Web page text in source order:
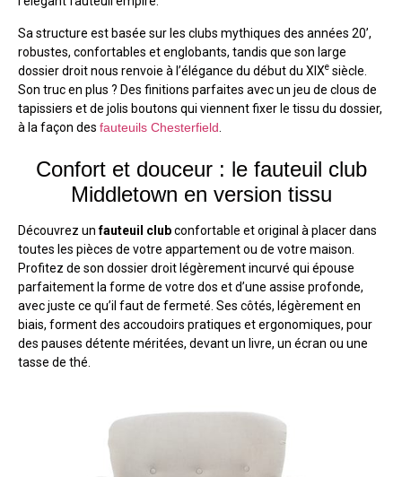
Sa structure est basée sur les clubs mythiques des années 20’,
robustes, confortables et englobants, tandis que son large
dossier droit nous renvoie à l’élégance du début du XIXe siècle.
Son truc en plus ? Des finitions parfaites avec un jeu de clous de
tapissiers et de jolis boutons qui viennent fixer le tissu du dossier,
à la façon des fauteuils Chesterfield
Confort et douceur : le fauteuil club
Middletown en version tissu
Découvrez unfauteuil clubconfortable et original à placer dans
toutes les pièces de votre appartement ou de votre maison.
Profitez de son dossier droit légèrement incurvé qui épouse
parfaitement la forme de votre dos et d’une assise profonde,
avec juste ce qu’il faut de fermeté. Ses côtés, légèrement en
biais, forment des accoudoirs pratiques et ergonomiques, pour
des pauses détente méritées, devant un livre, un écran ou une
tasse de thé.